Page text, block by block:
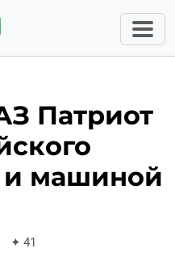
Патриот
и машиной
✦ 41